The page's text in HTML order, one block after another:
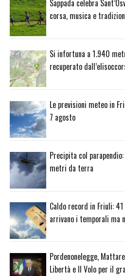
Sappada celebra
corsa, musica e
Si infortuna a 1.940
recuperato
Le previsioni meteo in
7 agosto
Precipita col
metri da terra
Caldo record in Friuli:
arrivano i temporali ma
Pordenonelegge,
Libertà e Il Volo per il